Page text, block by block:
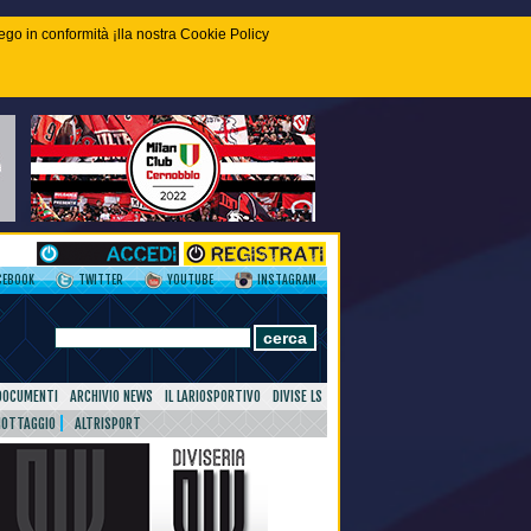
in conformità ¡lla nostra Cookie Policy
TWITTER YOUTUBE INSTAGRAM
ARCHIVIO NEWS IL LARIOSPORTIVO
DIVISE LS
ALTRISPORT